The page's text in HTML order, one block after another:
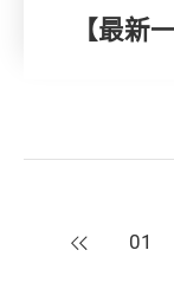
【最新
上一頁
01